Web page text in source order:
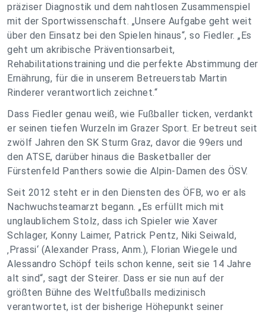
präziser Diagnostik und dem nahtlosen Zusammenspiel
mit der Sportwissenschaft. „Unsere Aufgabe geht weit
über den Einsatz bei den Spielen hinaus“, so Fiedler. „Es
geht um akribische Präventionsarbeit,
Rehabilitationstraining und die perfekte Abstimmung der
Ernährung, für die in unserem Betreuerstab Martin
Rinderer verantwortlich zeichnet.“
Dass Fiedler genau weiß, wie Fußballer ticken, verdankt
er seinen tiefen Wurzeln im Grazer Sport. Er betreut seit
zwölf Jahren den SK Sturm Graz, davor die 99ers und
den ATSE, darüber hinaus die Basketballer der
Fürstenfeld Panthers sowie die Alpin-Damen des ÖSV.
Seit 2012 steht er in den Diensten des ÖFB, wo er als
Nachwuchsteamarzt begann. „Es erfüllt mich mit
unglaublichem Stolz, dass ich Spieler wie Xaver
Schlager, Konny Laimer, Patrick Pentz, Niki Seiwald,
‚Prassi‘ (Alexander Prass, Anm.), Florian Wiegele und
Alessandro Schöpf teils schon kenne, seit sie 14 Jahre
alt sind“, sagt der Steirer. Dass er sie nun auf der
größten Bühne des Weltfußballs medizinisch
verantwortet, ist der bisherige Höhepunkt seiner